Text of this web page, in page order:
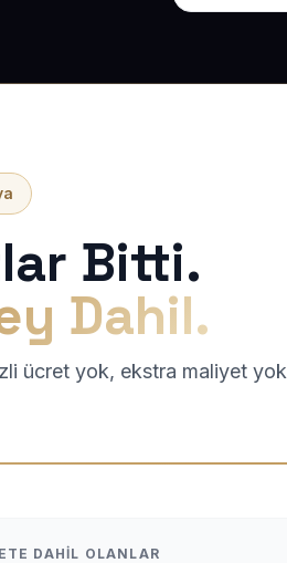
Bitti.
Dahil.
ücret yok, ekstra maliyet yok
DAHIL OLANLAR